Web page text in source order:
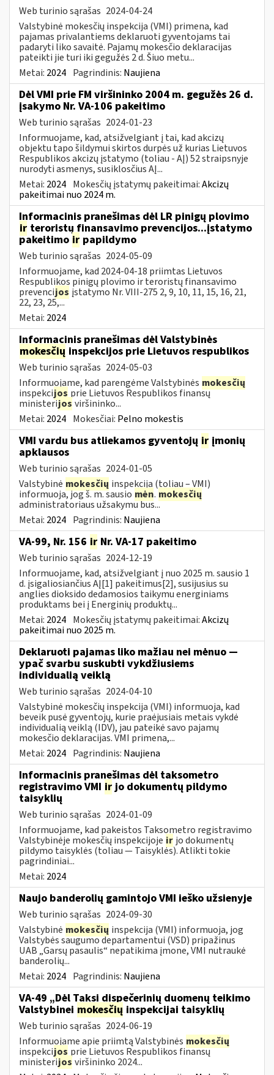
Web turinio sąrašas 2024-04-24
Valstybinė mokesčių inspekcija (VMI) primena, kad
pajamas privalantiems deklaruoti gyventojams tai
padaryti liko savaitė. Pajamų mokesčio deklaracijas
pateikti jie turi iki gegužės 2 d. Šiuo metu...
Metai: 2024 Pagrindinis: Naujiena
Dėl VMI prie FM viršininko 2004 m. gegužės 26 d.
įsakymo Nr. VA-106 pakeitimo
Web turinio sąrašas 2024-01-23
Informuojame, kad, atsižvelgiant į tai, kad akcizų
objektu tapo šildymui skirtos durpės už kurias Lietuvos
Respublikos akcizų įstatymo (toliau - AĮ) 52 straipsnyje
nurodyti asmenys, susiklosčius AĮ...
Metai: 2024 Mokesčių įstatymų pakeitimai:Akcizų
pakeitimai nuo 2024 m.
Informacinis pranešimas dėl LR pinigų plovimo
ir teroristų finansavimo prevencijos...įstatymo
pakeitimo ir papildymo
Web turinio sąrašas 2024-05-09
Informuojame, kad 2024-04-18 priimtas Lietuvos
Respublikos pinigų plovimo ir teroristų finansavimo
prevencijos įstatymo Nr. VIII-275 2, 9, 10, 11, 15, 16, 21,
22, 23, 25,...
Metai: 2024
Informacinis pranešimas dėl Valstybinės
mokesčių inspekcijos prie Lietuvos respublikos
Web turinio sąrašas 2024-05-03
Informuojame, kad parengėme Valstybinės mokesčių
inspekcijos prie Lietuvos Respublikos finansų
ministerijos viršininko...
Metai: 2024 Mokesčiai: Pelno mokestis
VMI vardu bus atliekamos gyventojų ir įmonių
apklausos
Web turinio sąrašas 2024-01-05
Valstybinė mokesčių inspekcija (toliau – VMI)
informuoja, jog š. m. sausio mėn. mokesčių
administratoriaus užsakymu bus...
Metai: 2024 Pagrindinis: Naujiena
VA-99, Nr. 156 ir Nr. VA-17 pakeitimo
Web turinio sąrašas 2024-12-19
Informuojame, kad, atsižvelgiant į nuo 2025 m. sausio 1
d. įsigaliosiančius AĮ[1] pakeitimus[2], susijusius su
anglies dioksido dedamosios taikymu energiniams
produktams bei į Energinių produktų...
Metai: 2024 Mokesčių įstatymų pakeitimai:Akcizų
pakeitimai nuo 2025 m.
Deklaruoti pajamas liko mažiau nei mėnuo —
ypač svarbu suskubti vykdžiusiems
individualią veiklą
Web turinio sąrašas 2024-04-10
Valstybinė mokesčių inspekcija (VMI) informuoja, kad
beveik pusė gyventojų, kurie praėjusiais metais vykdė
individualią veiklą (IDV), jau pateikė savo pajamų
mokesčio deklaracijas. VMI primena,...
Metai: 2024 Pagrindinis: Naujiena
Informacinis pranešimas dėl taksometro
registravimo VMI irjo dokumentų pildymo
taisyklių
Web turinio sąrašas 2024-01-09
Informuojame, kad pakeistos Taksometro registravimo
Valstybinėje mokesčių inspekcijoje ir jo dokumentų
pildymo taisyklės (toliau — Taisyklės). Atlikti tokie
pagrindiniai...
Metai: 2024
Naujo banderolių gamintojo VMI ieško užsienyje
Web turinio sąrašas 2024-09-30
Valstybinė mokesčių inspekcija (VMI) informuoja, jog
Valstybės saugumo departamentui (VSD) pripažinus
UAB „Garsų pasaulis“ nepatikima įmone, VMI nutraukė
banderolių...
Metai: 2024 Pagrindinis: Naujiena
VA-49 „Dėl Taksi dispečerinių duomenų teikimo
Valstybinei mokesčių inspekcijai taisyklių
Web turinio sąrašas 2024-06-19
Informuojame apie priimtą Valstybinės mokesčių
inspekcijos prie Lietuvos Respublikos finansų
ministerijos viršininko 2024...